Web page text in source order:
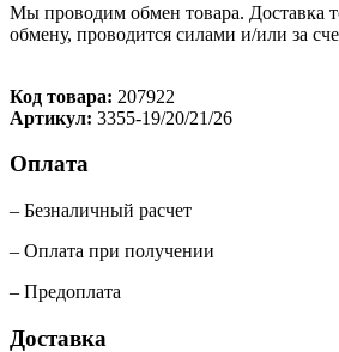
Мы проводим обмен товара. Доставка
обмену, проводится силами и/или за
Код товара: 207922
Артикул: 3355-19/20/21/26
Оплата
– Безналичный расчет
– Оплата при получении
– Предоплата
Доставка